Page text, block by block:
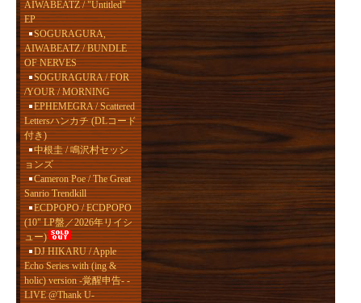
AIWABEATZ / "Untitled"
EP
SOGURAGURA,
AIWABEATZ / BUNDLE
OF NERVES
SOGURAGURA / FOR
/YOUR / MORNING
EPHEMEGRA / Scattered
Lettersハンカチ (DLコード
付き)
中根圭 / 鳴沢村セッシ
ョンズ
Cameron Poe / The Great
Sanrio Trendkill
ECDPOPO / ECDPOPO
(10" LP盤／2026年リイシ
ュー)
DJ HIKARU / Apple
Echo Series with (ing &
holic) version -覚醒申告- -
LIVE @Thank U-